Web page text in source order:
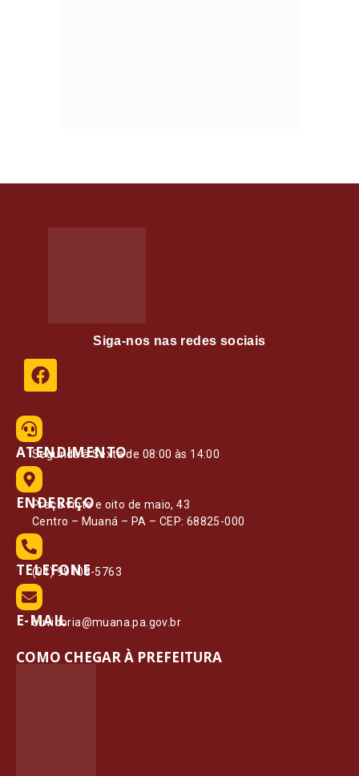
Siga-nos nas redes sociais
ATENDIMENTO
Segunda à Sexta de 08:00 às 14:00
ENDEREÇO
Praça vinte e oito de maio, 43
Centro – Muaná – PA – CEP: 68825-000
TELEFONE
(91) 99108-5763
E-MAIL
ouvidoria@muana.pa.gov.br
COMO CHEGAR À PREFEITURA